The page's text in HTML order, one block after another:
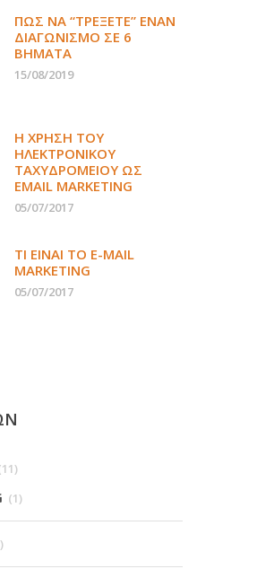
ΠΏΣ ΝΑ “ΤΡΈΞΕΤΕ” ΈΝΑΝ
ΔΙΑΓΩΝΙΣΜΌ ΣΕ 6
ΒΉΜΑΤΑ
15/08/2019
Η ΧΡΉΣΗ ΤΟΥ
ΗΛΕΚΤΡΟΝΙΚΟΎ
ΤΑΧΥΔΡΟΜΕΊΟΥ ΩΣ
EMAIL MARKETING
05/07/2017
ΤΙ ΕΊΝΑΙ ΤΟ E-MAIL
MARKETING
05/07/2017
(1)